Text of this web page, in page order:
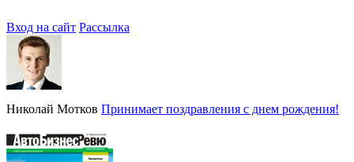
Вход на сайт Рассылка
Николай Мотков Принимает поздравления с днем рождения!